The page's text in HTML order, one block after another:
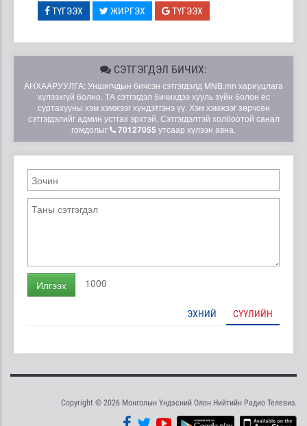
ТҮГЭЭХ ЖИРГЭХ ТҮГЭЭХ
СЭТГЭГДЭЛ БИЧИХ:
АНХААРУУЛГА: Уншигчдын бичсэн сэтгэгдэлд MNB.mn хариуцлага
хүлээхгүй болно. ТА сэтгэгдэл бичихдээ хууль зүйн болон ёс
суртахууны хэм хэмжээг хүндэтгэнэ үү. Хэм хэмжээг зөрчсөн
сэтгэгдэлийг админ устгах эрхтэй. Сэтгэгдэлтэй холбоотой санал
гомдолыг
70127055 утсаар хүлээн авна.
Илгээх 1000
ЭХНИЙ СҮҮЛИЙН
Copyright © 2026 Монголын Үндэсний Олон Нийтийн Радио Телевиз.